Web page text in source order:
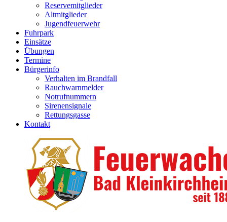
Reservemitglieder
Altmitglieder
Jugendfeuerwehr
Fuhrpark
Einsätze
Übungen
Termine
Bürgerinfo
Verhalten im Brandfall
Rauchwarnmelder
Notrufnummern
Sirenensignale
Rettungsgasse
Kontakt